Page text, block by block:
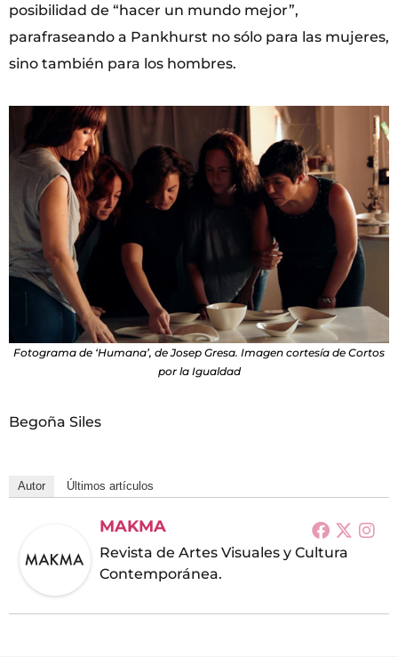
posibilidad de “hacer un mundo mejor”,
parafraseando a Pankhurst no sólo para las mujeres,
sino también para los hombres.
Fotograma de ‘Humana’, de Josep Gresa. Imagen cortesía de Cortos
por la Igualdad
Begoña Siles
Autor Últimos artículos
MAKMA
Revista de Artes Visuales y Cultura
Contemporánea.